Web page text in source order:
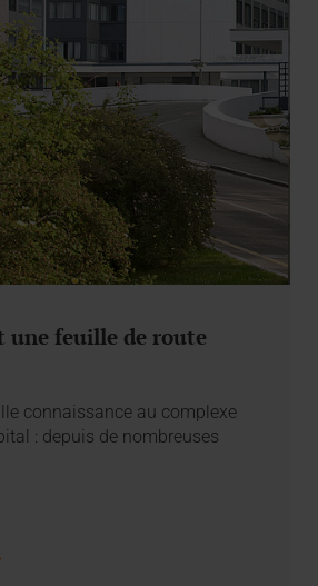
une feuille de route
connaissance au complexe
: depuis de nombreuses